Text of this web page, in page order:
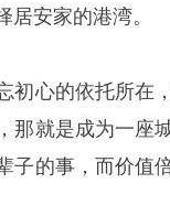
安家的港湾。
初心的依托所在
那就是成为一座
子的事，而价值